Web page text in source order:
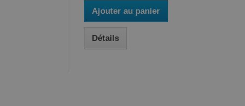
Ajouter au panier
Détails